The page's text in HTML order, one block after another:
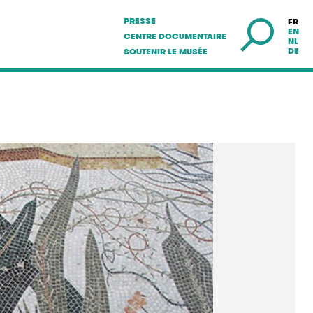
PRESSE
CENTRE DOCUMENTAIRE
SOUTENIR LE MUSÉE
FR
EN
NL
DE